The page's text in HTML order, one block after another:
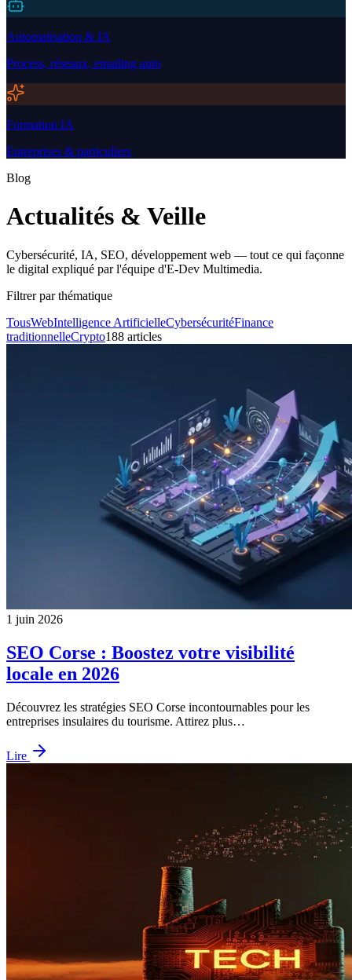
Automatisation & IA
Process, réseaux, emailing auto
Formation IA
Entreprises & particuliers
Blog
Actualités & Veille
Cybersécurité, IA, SEO, développement web — tout ce qui façonne
le digital expliqué par l'équipe d'E-Dev Multimedia.
Filtrer par thématique
TousWebIntelligence ArtificielleCybersécuritéFinance
traditionnelleCrypto188 articles
1 juin 2026
SEO Corse : Boostez votre visibilité
locale en 2026
Découvrez les stratégies SEO Corse incontournables pour les
entreprises insulaires du tourisme. Attirez plus…
Lire